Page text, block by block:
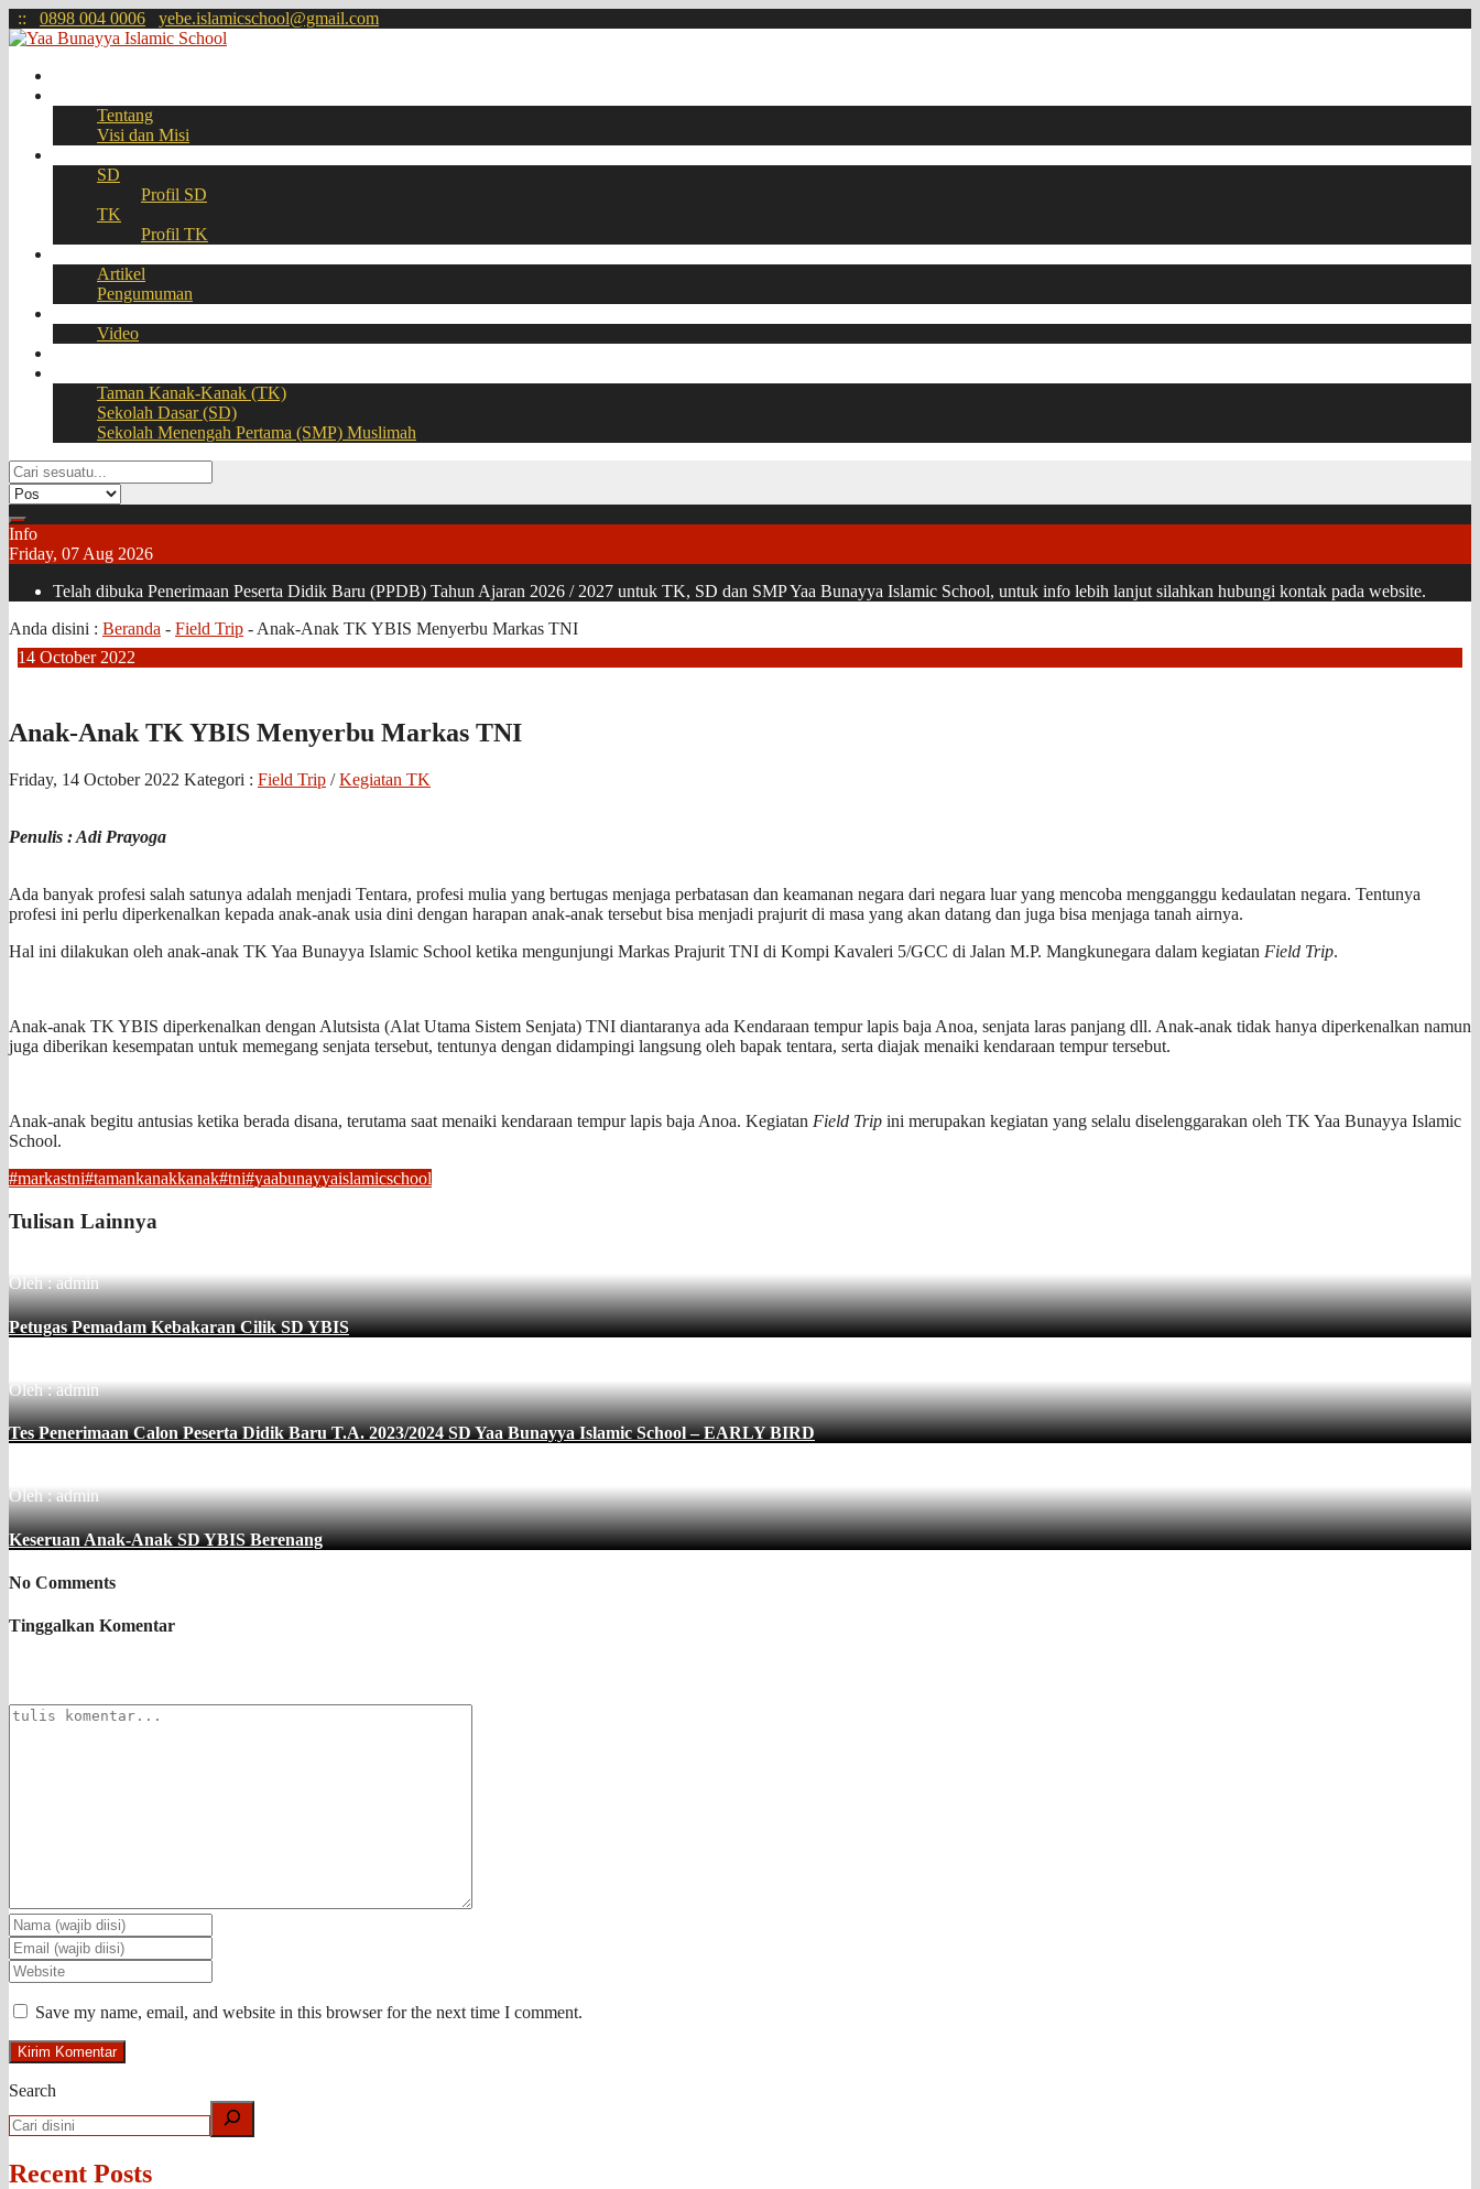
:: 0898 004 0006 yebe.islamicschool@gmail.com
Tentang
Visi dan Misi
SD
Profil SD
TK
Profil TK
Artikel
Pengumuman
Video
Taman Kanak-Kanak (TK)
Sekolah Dasar (SD)
Sekolah Menengah Pertama (SMP) Muslimah
Info
Friday, 07 Aug 2026
Telah dibuka Penerimaan Peserta Didik Baru (PPDB) Tahun Ajaran 2026 / 2027 untuk TK, SD dan SMP Yaa Bunayya Islamic School, untuk info lebih lanjut silahkan hubungi kontak pada website.
Anda disini : Beranda - Field Trip - Anak-Anak TK YBIS Menyerbu Markas TNI
14 October 2022
Anak-Anak TK YBIS Menyerbu Markas TNI
Friday, 14 October 2022 Kategori : Field Trip /Kegiatan TK
Penulis : Adi Prayoga
Ada banyak profesi salah satunya adalah menjadi Tentara, profesi mulia yang bertugas menjaga perbatasan dan keamanan negara dari negara luar yang mencoba mengganggu kedaulatan negara. Tentunya
profesi ini perlu diperkenalkan kepada anak-anak usia dini dengan harapan anak-anak tersebut bisa menjadi prajurit di masa yang akan datang dan juga bisa menjaga tanah airnya.
Hal ini dilakukan oleh anak-anak TK Yaa Bunayya Islamic School ketika mengunjungi Markas Prajurit TNI di Kompi Kavaleri 5/GCC di Jalan M.P. Mangkunegara dalam kegiatan Field Trip.
Anak-anak TK YBIS diperkenalkan dengan Alutsista (Alat Utama Sistem Senjata) TNI diantaranya ada Kendaraan tempur lapis baja Anoa, senjata laras panjang dll. Anak-anak tidak hanya diperkenalkan namun
juga diberikan kesempatan untuk memegang senjata tersebut, tentunya dengan didampingi langsung oleh bapak tentara, serta diajak menaiki kendaraan tempur tersebut.
Anak-anak begitu antusias ketika berada disana, terutama saat menaiki kendaraan tempur lapis baja Anoa. Kegiatan Field Trip ini merupakan kegiatan yang selalu diselenggarakan oleh TK Yaa Bunayya Islamic
School.
#markastni#tamankanakkanak#tni#yaabunayyaislamicschool
Tulisan Lainnya
Oleh : admin
Petugas Pemadam Kebakaran Cilik SD YBIS
Oleh : admin
Tes Penerimaan Calon Peserta Didik Baru T.A. 2023/2024 SD Yaa Bunayya Islamic School – EARLY BIRD
Oleh : admin
Keseruan Anak-Anak SD YBIS Berenang
No Comments
Tinggalkan Komentar
Save my name, email, and website in this browser for the next time I comment.
Search
Recent Posts